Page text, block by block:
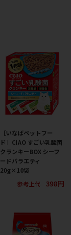
［いなばペットフー
ド］CIAO すごい乳酸菌
クランキーBOX シーフ
ードバラエティ
20g×10袋
参考上代
398円